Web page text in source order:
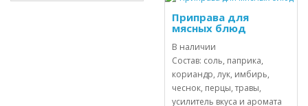
Приправа для
мясных блюд
В наличии
Состав: соль, паприка,
кориандр, лук, имбирь,
чеснок, перцы, травы,
усилитель вкуса и аромата